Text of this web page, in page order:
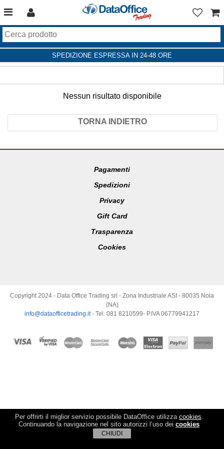
Per offrirti il miglior servizio possibile DataOffice utilizza cookies.
Continuando la navigazione nel sito autorizzi l’uso dei cookies
CHIUDI
SPEDIZIONE ESPRESSA IN 24-48 ORE
Nessun risultato disponibile
TORNA INDIETRO
Pagamenti
Spedizioni
Privacy
Gift Card
Trasparenza
Cookies
Copyright 2024 - Data Office Trading srl - Zona Industriale ASI - 80035 Nola
(NA)
info@dataofficetrading.it- Tel. 081 8210599- P.IVA 06779941217